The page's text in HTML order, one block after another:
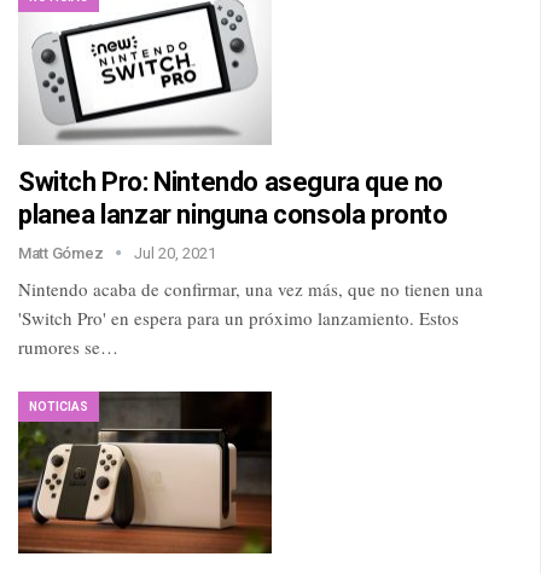
Switch Pro: Nintendo asegura que no
planea lanzar ninguna consola pronto
Matt Gómez Jul 20, 2021
Nintendo acaba de confirmar, una vez más, que no tienen una
'Switch Pro' en espera para un próximo lanzamiento. Estos
rumores se…
NOTICIAS